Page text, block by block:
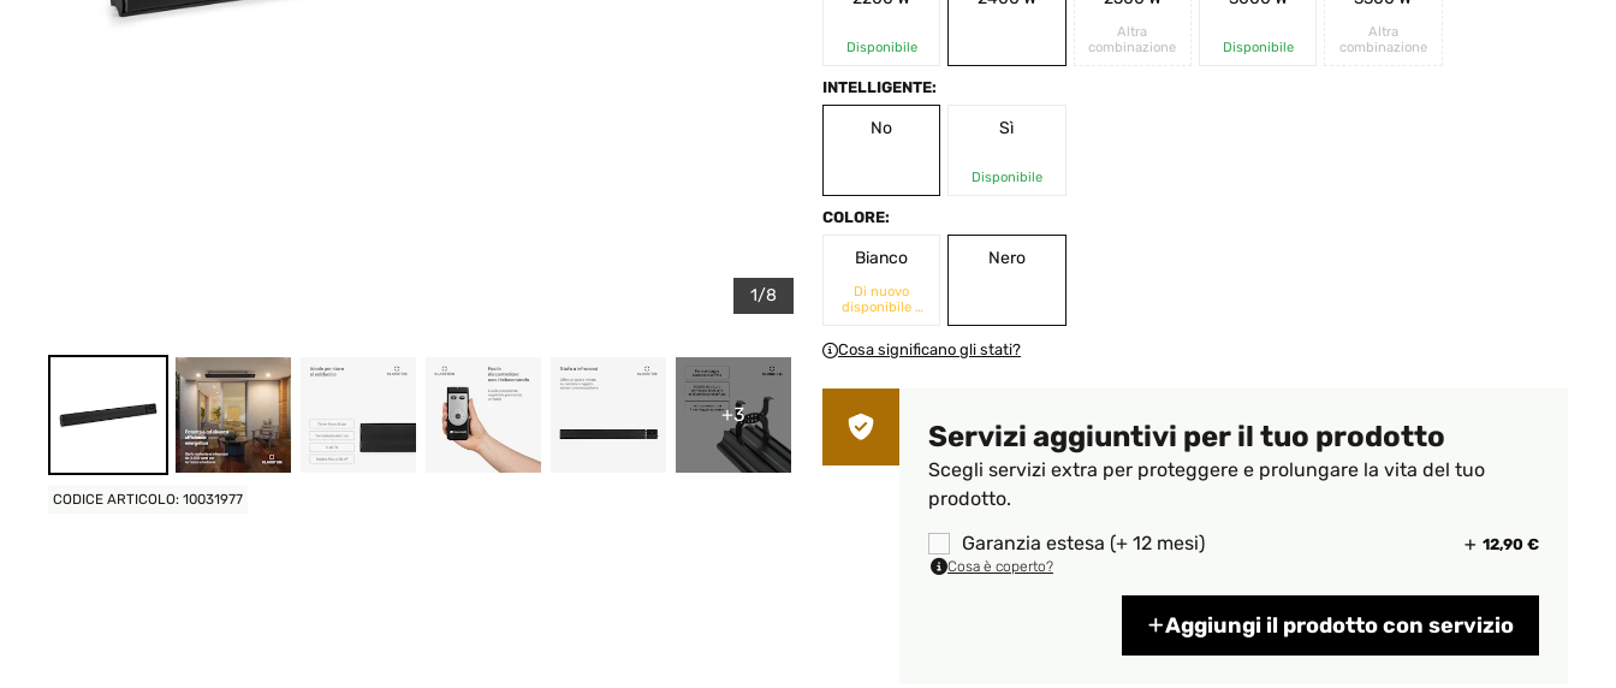
1/8
+3
CODICE ARTICOLO: 10031977
Disponibile
Altra
combinazione
Disponibile
Altra
combinazione
INTELLIGENTE:
No Sì
Disponibile
COLORE:
Bianco
Di nuovo
disponibile a
Nero
Cosa significano gli stati?
Servizi aggiuntivi per il tuo prodotto
Scegli servizi extra per proteggere e prolungare la vita del tuo
prodotto.
Garanzia estesa (+ 12 mesi)
12,90 €
Cosa è coperto?
Aggiungi il prodotto con servizio